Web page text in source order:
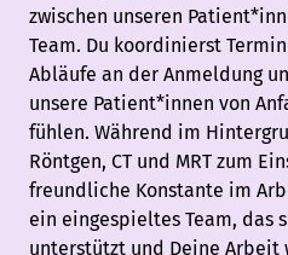
zwischen unseren
Team. Du koordinierst
Abläufe an der Anmeldung
unsere Patient*innen von
fühlen. Während im
Röntgen, CT und MRT zum
freundliche Konstante im
ein eingespieltes Team, das
unterstützt und Deine Arbeit